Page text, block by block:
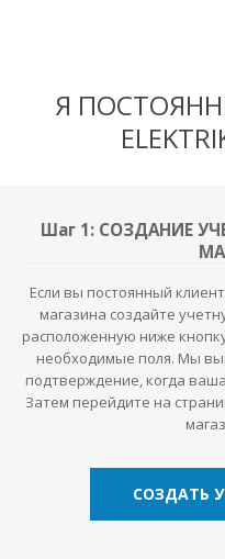
Я
Шаг 1: СОЗДАНИЕ
Если вы постоянный
магазина создайте
расположенную ниже
необходимые поля. Мы
подтверждение, когда
Затем перейдите на
СОЗДАТЬ